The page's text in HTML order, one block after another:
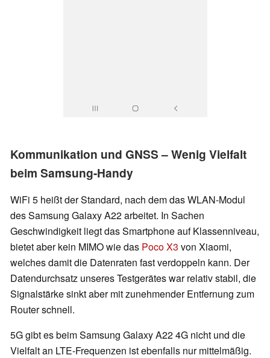
Kommunikation und GNSS – Wenig Vielfalt
beim Samsung-Handy
WiFi 5 heißt der Standard, nach dem das WLAN-Modul
des Samsung Galaxy A22 arbeitet. In Sachen
Geschwindigkeit liegt das Smartphone auf Klassenniveau,
bietet aber kein MIMO wie das Poco X3 von Xiaomi,
welches damit die Datenraten fast verdoppeln kann. Der
Datendurchsatz unseres Testgerätes war relativ stabil, die
Signalstärke sinkt aber mit zunehmender Entfernung zum
Router schnell.
5G gibt es beim Samsung Galaxy A22 4G nicht und die
Vielfalt an LTE-Frequenzen ist ebenfalls nur mittelmäßig.